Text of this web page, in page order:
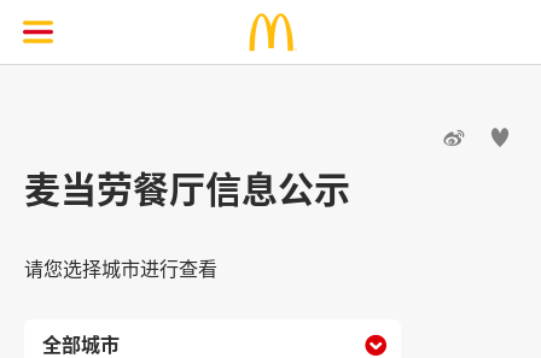
 
麦当劳餐厅信息公示
请您选择城市进行查看
